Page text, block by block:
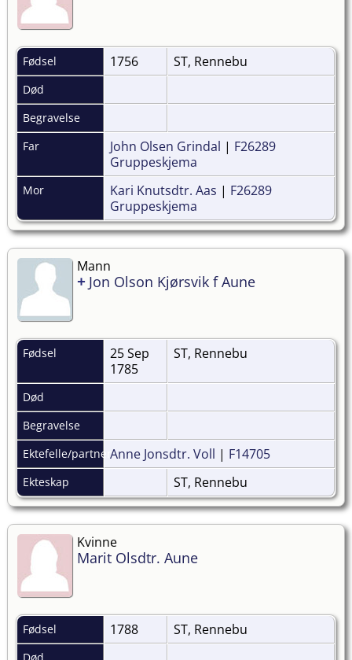
Fødsel 1756 ST, Rennebu
Død
Begravelse
Far
John Olsen Grindal | F26289
Gruppeskjema
Mor Kari Knutsdtr. Aas | F26289
Gruppeskjema
Mann
+ Jon Olson Kjørsvik f Aune
Fødsel
25 Sep
1785
ST, Rennebu
Død
Begravelse
Ektefelle/partnerAnne Jonsdtr. Voll | F14705
Ekteskap ST, Rennebu
Kvinne
Marit Olsdtr. Aune
Fødsel 1788 ST, Rennebu
Død